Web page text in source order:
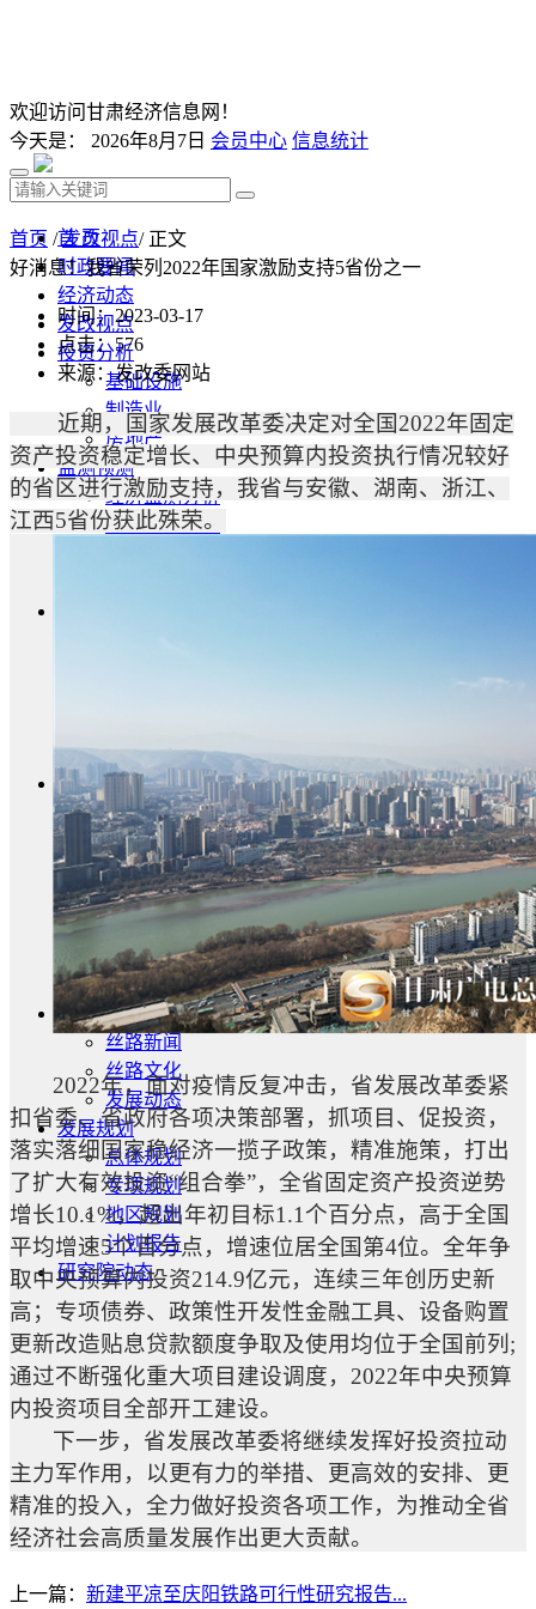
欢迎访问甘肃经济信息网！
今天是： 2026年8月7日 会员中心 信息统计
首 页
时政要闻
经济动态
发改视点
投资分析
基础设施
制造业
房地产
监测预测
经济监测分析
监测数据汇总
产业发展
甘肃招标
公开招标
中标公示
竞争性磋商/谈判
废标终止
更正公告
其他公告
单一来源公示
一带一路
丝路新闻
丝路文化
发展动态
发展规划
总体规划
专项规划
地区规划
计划报告
研究院动态
首页 /发改视点/ 正文
好消息！我省荣列2022年国家激励支持5省份之一
时间：2023-03-17
点击：576
来源：发改委网站
近期，国家发展改革委决定对全国2022年固定
资产投资稳定增长、中央预算内投资执行情况较好
的省区进行激励支持，我省与安徽、湖南、浙江、
江西5省份获此殊荣。
2022年，面对疫情反复冲击，省发展改革委紧
扣省委、省政府各项决策部署，抓项目、促投资，
落实落细国家稳经济一揽子政策，精准施策，打出
了扩大有效投资“组合拳”，全省固定资产投资逆势
增长10.1%，超出年初目标1.1 个百分点，高于全国
平均增速5个百分点，增速位居全国第4位。全年争
取中央预算内投资214.9亿元，连续三年创历史新
高；专项债券、政策性开发性金融工具、设备购置
更新改造贴息贷款额度争取及使用均位于全国前列 ;
通过不断强化重大项目建设调度， 2022年中央预算
内投资项目全部开工建设。
下一步，省发展改革委将继续发挥好投资拉动
主力军作用，以更有力的举措、更高效的安排、更
精准的投入，全力做好投资各项工作，为推动全省
经济社会高质量发展作出更大贡献。
上一篇： 新建平凉至庆阳铁路可行性研究报告...